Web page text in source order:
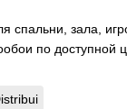
спальни, зала,
по доступной